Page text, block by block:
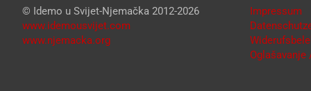
© Idemo u Svijet-Njemačka 2012-2026
www.idemousvijet.com
www.njemacka.org
Impressum